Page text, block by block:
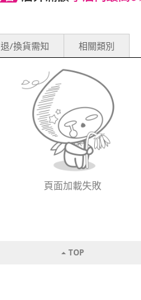
退/換貨需知 相關類別
頁面加載失敗
TOP